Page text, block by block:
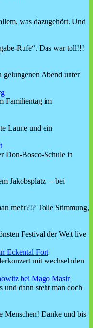
was dazugehört. Und
Rufe“. Das war toll!!!
gelungenen Abend unter
Familientag im
Laune und ein
Don-Bosco-Schule in
Jakobsplatz – bei
mehr?!? Tolle Stimmung,
Festival der Welt live
Eckental Fort
mit wechselnden
bei Mago Masin
dann steht man doch
Menschen! Danke und bis